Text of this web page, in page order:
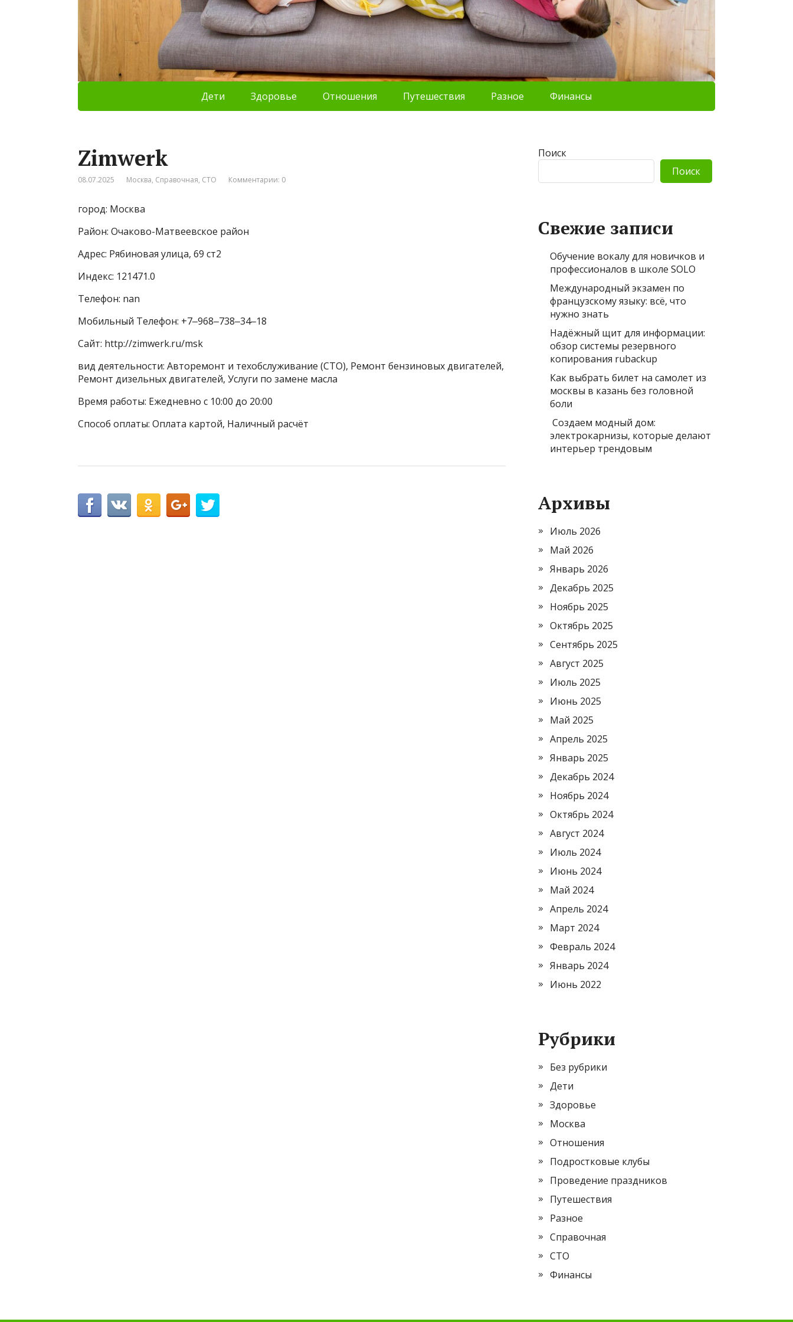
Дети Здоровье Отношения Путешествия Разное Финансы
Zimwerk
08.07.2025 Москва, Справочная, СТО Комментарии: 0
город: Москва
Район: Очаково-Матвеевское район
Адрес: Рябиновая улица, 69 ст2
Индекс: 121471.0
Телефон: nan
Мобильный Телефон: +7‒968‒738‒34‒18
Сайт: http://zimwerk.ru/msk
вид деятельности: Авторемонт и техобслуживание (СТО), Ремонт бензиновых двигателей,
Ремонт дизельных двигателей, Услуги по замене масла
Время работы: Ежедневно с 10:00 до 20:00
Способ оплаты: Оплата картой, Наличный расчёт
Поиск
Поиск
Свежие записи
Обучение вокалу для новичков и
профессионалов в школе SOLO
Международный экзамен по
французскому языку: всё, что
нужно знать
Надёжный щит для информации:
обзор системы резервного
копирования rubackup
Как выбрать билет на самолет из
москвы в казань без головной
боли
Создаем модный дом:
электрокарнизы, которые делают
интерьер трендовым
Архивы
Июль 2026
Май 2026
Январь 2026
Декабрь 2025
Ноябрь 2025
Октябрь 2025
Сентябрь 2025
Август 2025
Июль 2025
Июнь 2025
Май 2025
Апрель 2025
Январь 2025
Декабрь 2024
Ноябрь 2024
Октябрь 2024
Август 2024
Июль 2024
Июнь 2024
Май 2024
Апрель 2024
Март 2024
Февраль 2024
Январь 2024
Июнь 2022
Рубрики
Без рубрики
Дети
Здоровье
Москва
Отношения
Подростковые клубы
Проведение праздников
Путешествия
Разное
Справочная
СТО
Финансы